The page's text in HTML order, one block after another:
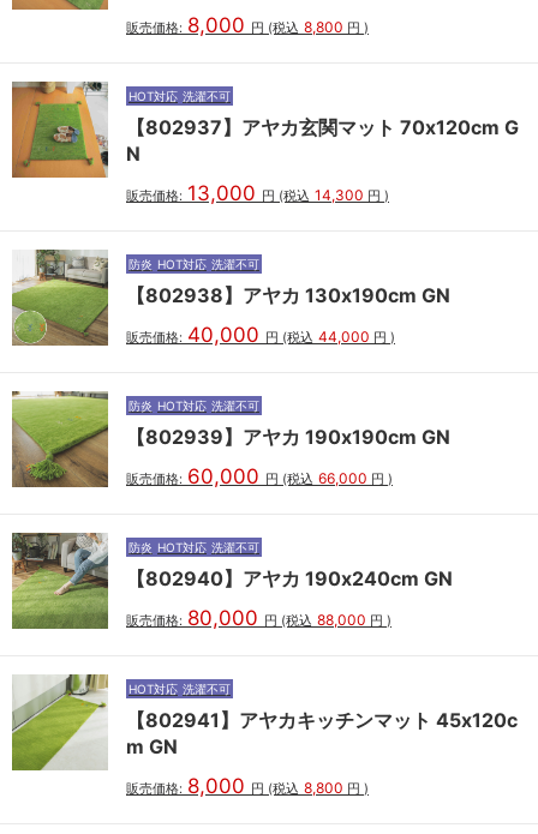
販売価格: 8,000 円 (税込 8,800 円 )
HOT対応 洗濯不可
【802937】アヤカ玄関マット 70x120cm G
N
販売価格: 13,000 円 (税込 14,300 円 )
防炎 HOT対応 洗濯不可
【802938】アヤカ 130x190cm GN
販売価格: 40,000 円 (税込 44,000 円 )
防炎 HOT対応 洗濯不可
【802939】アヤカ 190x190cm GN
販売価格: 60,000 円 (税込 66,000 円 )
防炎 HOT対応 洗濯不可
【802940】アヤカ 190x240cm GN
販売価格: 80,000 円 (税込 88,000 円 )
HOT対応 洗濯不可
【802941】アヤカキッチンマット 45x120c
m GN
販売価格: 8,000 円 (税込 8,800 円 )